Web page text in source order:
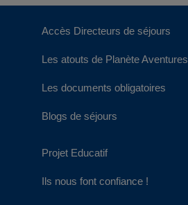
Accès Directeurs de séjours
Les atouts de Planète Aventures
Les documents obligatoires
Blogs de séjours
Projet Educatif
Ils nous font confiance !